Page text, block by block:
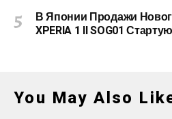
В Японии Продажи
XPERIA 1 II SOG01
You May Also